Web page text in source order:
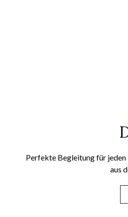
Perfekte Begleitung für
aus